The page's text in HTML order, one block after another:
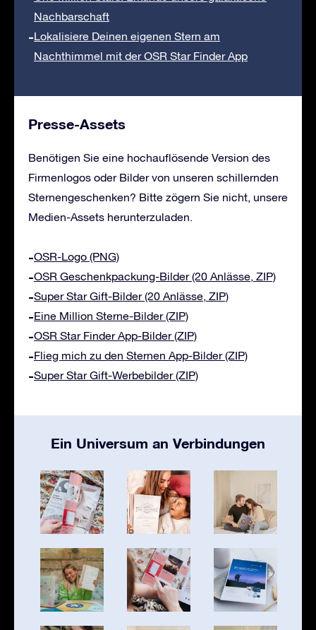
Nachbarschaft
Lokalisiere Deinen eigenen Stern am
Nachthimmel mit der OSR Star Finder App
Presse-Assets
Benötigen Sie eine hochauflösende Version des
Firmenlogos oder Bilder von unseren schillernden
Sternengeschenken? Bitte zögern Sie nicht, unsere
Medien-Assets herunterzuladen.
OSR-Logo (PNG)
OSR Geschenkpackung-Bilder (20 Anlässe, ZIP)
Super Star Gift-Bilder (20 Anlässe, ZIP)
Eine Million Sterne-Bilder (ZIP)
OSR Star Finder App-Bilder (ZIP)
Flieg mich zu den Sternen App-Bilder (ZIP)
Super Star Gift-Werbebilder (ZIP)
Ein Universum an Verbindungen